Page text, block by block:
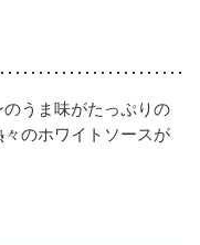
うま味がたっぷりの
のホワイトソースが